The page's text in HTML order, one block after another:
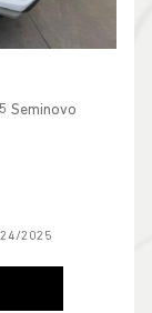
Seminovo
2025